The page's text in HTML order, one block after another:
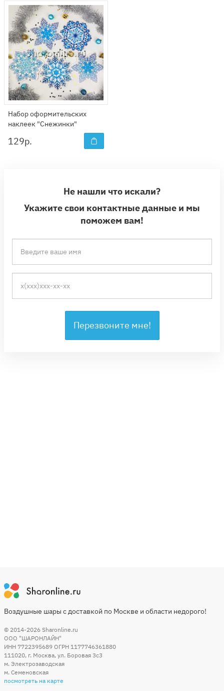
Набор оформительских
наклеек "Снежинки"
129р.
Не нашли что искали?
Укажите свои контактные данные и мы
поможем вам!
Перезвоните мне!
Воздушные шары с доставкой по Москве и области недорого!
© 2014-2026 Sharonline.ru
ООО "ШАРОНЛАЙН"
ИНН 7722395689 ОГРН 1177746361880
111020, г. Москва, ул. Боровая 3c3
м. Электрозаводская
м. Семеновская
посмотреть на карте